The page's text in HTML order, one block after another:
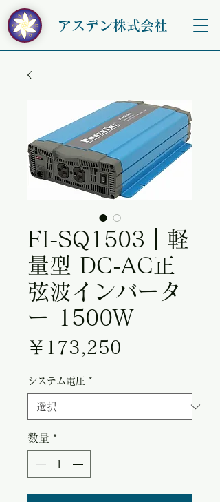
アスデン株式会社
FI-SQ1503｜軽
量型 DC-AC正
弦波インバータ
ー 1500W
￥173,250
システム電圧 *
数量 *